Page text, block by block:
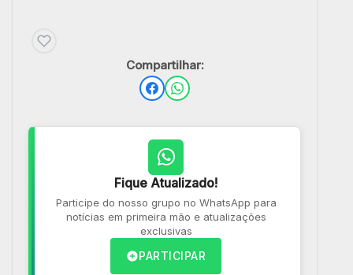
Compartilhar:
Fique Atualizado!
Participe do nosso grupo no WhatsApp para
notícias em primeira mão e atualizações
exclusivas
PARTICIPAR